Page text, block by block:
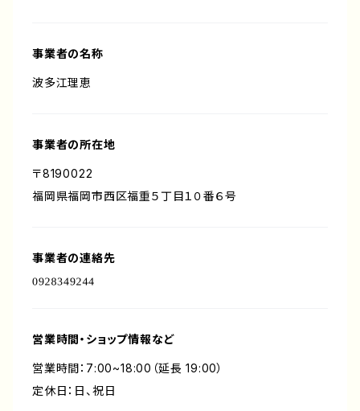
事業者の名称
波多江理恵
事業者の所在地
〒8190022
福岡県福岡市西区福重５丁目１０番６号
事業者の連絡先
営業時間・ショップ情報など
営業時間：7:00~18:00（延長 19:00）
定休日：日、祝日